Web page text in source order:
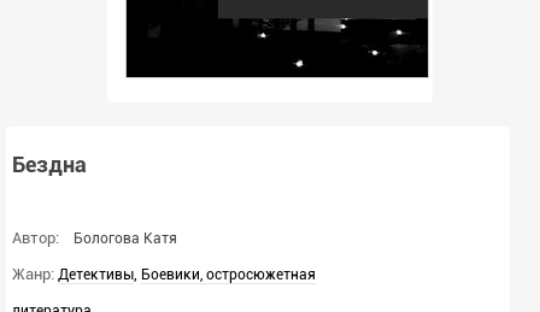
Бездна
Автор: Бологова Катя
Жанр: Детективы, Боевики, остросюжетная